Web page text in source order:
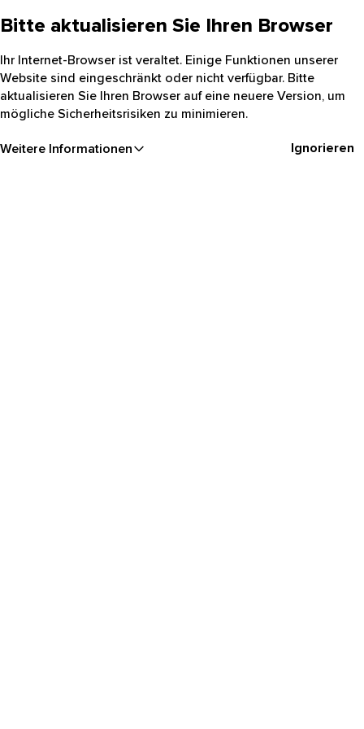
Bitte aktualisieren Sie Ihren Browser
Ihr Internet-Browser ist veraltet. Einige Funktionen unserer
Website sind eingeschränkt oder nicht verfügbar. Bitte
aktualisieren Sie Ihren Browser auf eine neuere Version, um
mögliche Sicherheitsrisiken zu minimieren.
Weitere Informationen Ignorieren